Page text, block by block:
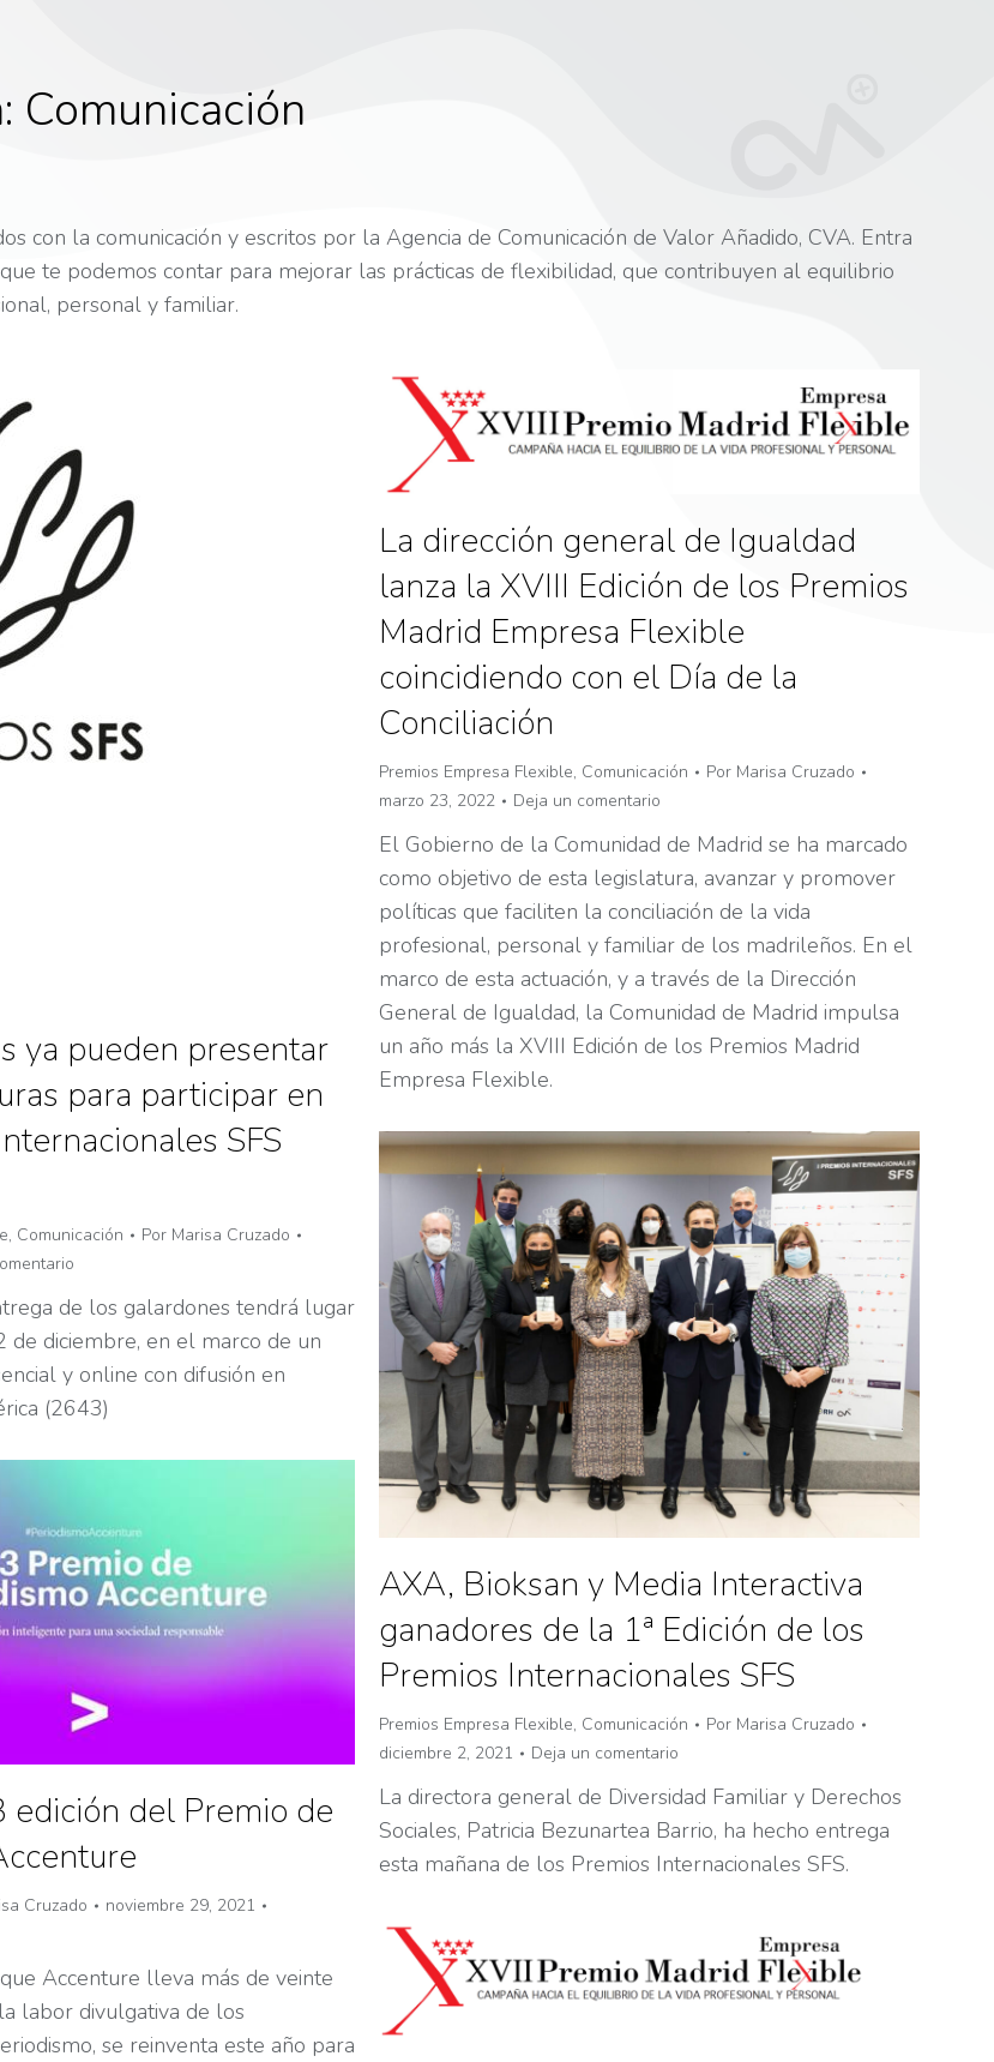
Comunicación
con la comunicación y escritos por la Agencia de Comunicación de Valor Añadido, CVA. Entra
te podemos contar para mejorar las prácticas de flexibilidad, que contribuyen al equilibrio
personal y familiar.
ya pueden presentar
para participar en
SFS
, Comunicación Por Marisa Cruzado
de los galardones tendrá lugar
de diciembre, en el marco de un
y online con difusión en
(2643)
La dirección general de Igualdad
lanza la XVIII Edición de los Premios
Madrid Empresa Flexible
coincidiendo con el Día de la
Conciliación
Premios Empresa Flexible, Comunicación Por Marisa Cruzado
marzo 23, 2022
Deja un comentario
El Gobierno de la Comunidad de Madrid se ha marcado
como objetivo de esta legislatura, avanzar y promover
políticas que faciliten la conciliación de la vida
profesional, personal y familiar de los madrileños. En el
marco de esta actuación, y a través de la Dirección
General de Igualdad, la Comunidad de Madrid impulsa
un año más la XVIII Edición de los Premios Madrid
Empresa Flexible.
AXA, Bioksan y Media Interactiva
ganadores de la 1ª Edición de los
Premios Internacionales SFS
Premios Empresa Flexible, Comunicación Por Marisa Cruzado
diciembre 2, 2021
Deja un comentario
La directora general de Diversidad Familiar y Derechos
Sociales, Patricia Bezunartea Barrio, ha hecho entrega
esta mañana de los Premios Internacionales SFS.
del Premio de
Cruzado
noviembre 29, 2021
Accenture lleva más de veinte
labor divulgativa de los
se reinventa este año para